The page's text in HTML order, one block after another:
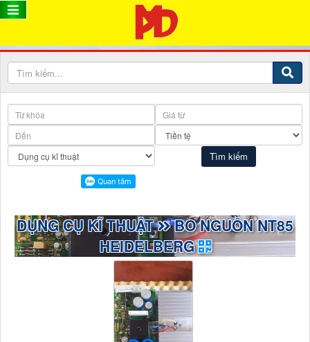
DỤNG CỤ KĨ THUẬT BO NGUỒN NT85
HEIDELBERG